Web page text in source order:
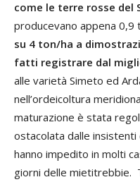
come le terre rosse del
producevano appena 0,9
su 4 ton/ha a
fatti registrare dal
alle varietà Simeto ed
nell’ordeicoltura
maturazione è stata
ostacolata dalle
hanno impedito in molti
giorni delle mietitrebbie.